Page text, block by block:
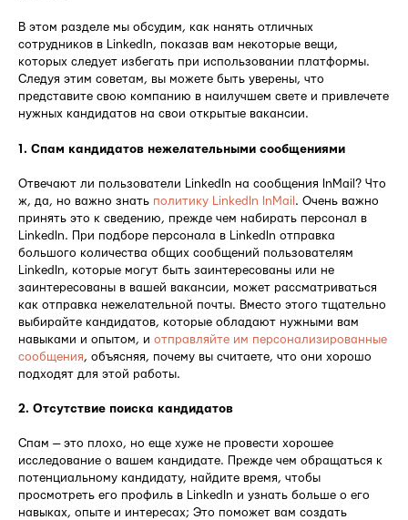
В этом разделе мы обсудим, как нанять отличных
сотрудников в LinkedIn, показав вам некоторые вещи,
которых следует избегать при использовании платформы.
Следуя этим советам, вы можете быть уверены, что
представите свою компанию в наилучшем свете и привлечете
нужных кандидатов на свои открытые вакансии.
1. Спам кандидатов нежелательными сообщениями
Отвечают ли пользователи LinkedIn на сообщения InMail? Что
ж, да, но важно знать политику LinkedIn InMail . Очень важно
принять это к сведению, прежде чем набирать персонал в
LinkedIn. При подборе персонала в LinkedIn отправка
большого количества общих сообщений пользователям
LinkedIn, которые могут быть заинтересованы или не
заинтересованы в вашей вакансии, может рассматриваться
как отправка нежелательной почты. Вместо этого тщательно
выбирайте кандидатов, которые обладают нужными вам
навыками и опытом, и отправляйте им персонализированные
сообщения, объясняя, почему вы считаете, что они хорошо
подходят для этой работы.
2. Отсутствие поиска кандидатов
Спам — это плохо, но еще хуже не провести хорошее
исследование о вашем кандидате. Прежде чем обращаться к
потенциальному кандидату, найдите время, чтобы
просмотреть его профиль в LinkedIn и узнать больше о его
навыках, опыте и интересах; Это поможет вам создать